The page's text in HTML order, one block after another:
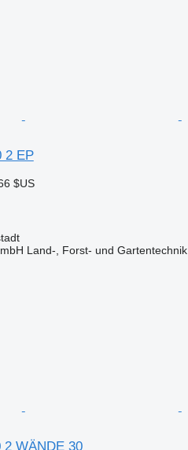
2 EP
$US
Land-, Forst- und Gartentechnik
2 WÄNDE 30